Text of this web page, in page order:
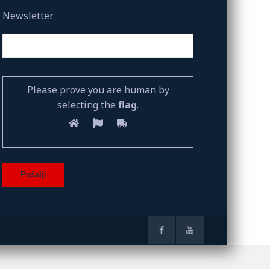
Newsletter
Please prove you are human by
selecting the flag.